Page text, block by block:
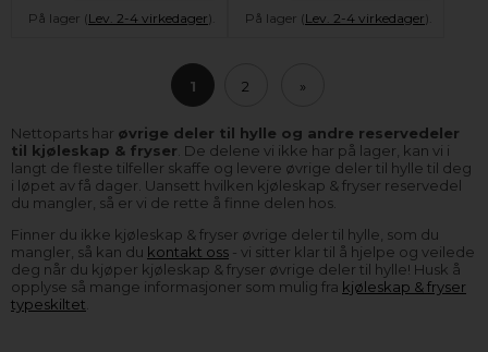
På lager (Lev. 2-4 virkedager). På lager (Lev. 2-4 virkedager).
1 2 »
Nettoparts har øvrige deler til hylle og andre reservedeler
til kjøleskap & fryser. De delene vi ikke har på lager, kan vi i
langt de fleste tilfeller skaffe og levere øvrige deler til hylle til deg
i løpet av få dager. Uansett hvilken kjøleskap & fryser reservedel
du mangler, så er vi de rette å finne delen hos.
Finner du ikke kjøleskap & fryser øvrige deler til hylle, som du
mangler, så kan du kontakt oss - vi sitter klar til å hjelpe og veilede
deg når du kjøper kjøleskap & fryser øvrige deler til hylle! Husk å
opplyse så mange informasjoner som mulig fra kjøleskap & fryser
typeskiltet.